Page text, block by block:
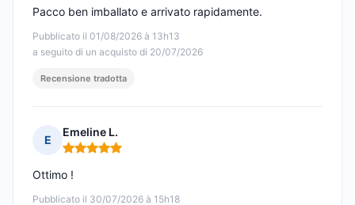
Pubblicato il 01/08/2026 à 13h13
a seguito di un acquisto di 20/07/2026
Pacco ben imballato e arrivato rapidamente.
Recensione tradotta
E
Emeline L.
Nota: 5 su 5
Pubblicato il 30/07/2026 à 15h18
Ottimo !